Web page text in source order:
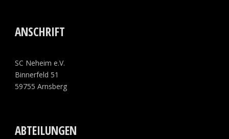
ANSCHRIFT
SC Neheim e.V.
Binnerfeld 51
59755 Arnsberg
ABTEILUNGEN